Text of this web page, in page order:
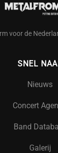
voor de
SNEL
Nieuws
Concert
Band
Galerij